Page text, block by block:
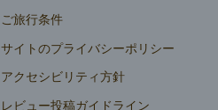
ご旅行条件
サイトのプライバシーポリシー
アクセシビリティ方針
レビュー投稿ガイドライン